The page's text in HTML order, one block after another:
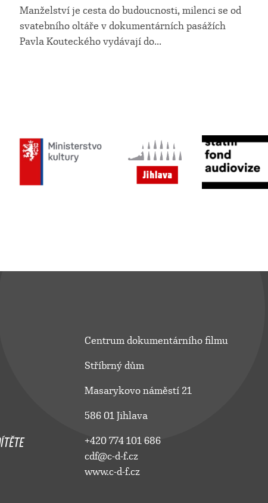
Manželství je cesta do budoucnosti, milenci se od
svatebního oltáře v dokumentárních pasážích
Pavla Kouteckého vydávají do...
Centrum dokumentárního filmu
Stříbrný dům
Masarykovo náměstí 21
586 01 Jihlava
+420 774 101 686
cdf@c-d-f.cz
www.c-d-f.cz